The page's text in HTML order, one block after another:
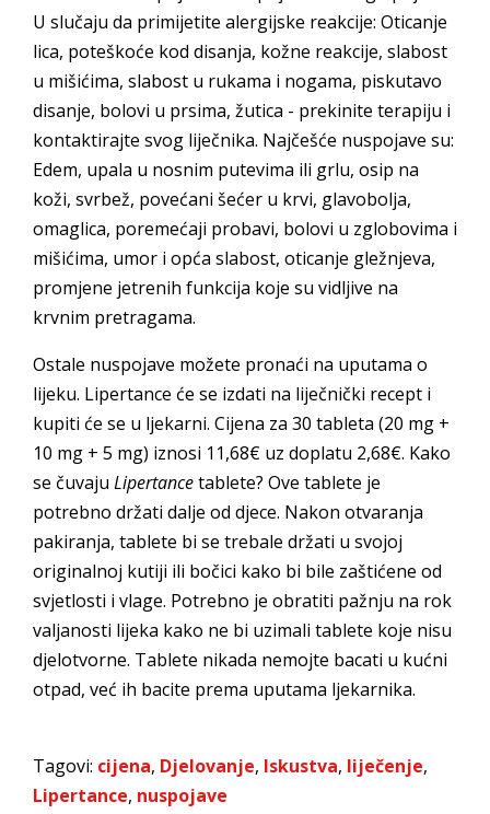
U slučaju da primijetite alergijske reakcije: Oticanje
lica, poteškoće kod disanja, kožne reakcije, slabost
u mišićima, slabost u rukama i nogama, piskutavo
disanje, bolovi u prsima, žutica - prekinite terapiju i
kontaktirajte svog liječnika. Najčešće nuspojave su:
Edem, upala u nosnim putevima ili grlu, osip na
koži, svrbež, povećani šećer u krvi, glavobolja,
omaglica, poremećaji probavi, bolovi u zglobovima i
mišićima, umor i opća slabost, oticanje gležnjeva,
promjene jetrenih funkcija koje su vidljive na
krvnim pretragama.
Ostale nuspojave možete pronaći na uputama o
lijeku. Lipertance će se izdati na liječnički recept i
kupiti će se u ljekarni. Cijena za 30 tableta (20 mg +
10 mg + 5 mg) iznosi 11,68€ uz doplatu 2,68€. Kako
se čuvaju Lipertancetablete? Ove tablete je
potrebno držati dalje od djece. Nakon otvaranja
pakiranja, tablete bi se trebale držati u svojoj
originalnoj kutiji ili bočici kako bi bile zaštićene od
svjetlosti i vlage. Potrebno je obratiti pažnju na rok
valjanosti lijeka kako ne bi uzimali tablete koje nisu
djelotvorne. Tablete nikada nemojte bacati u kućni
otpad, već ih bacite prema uputama ljekarnika.
Tagovi: cijena, Djelovanje, Iskustva, liječenje,
Lipertance, nuspojave